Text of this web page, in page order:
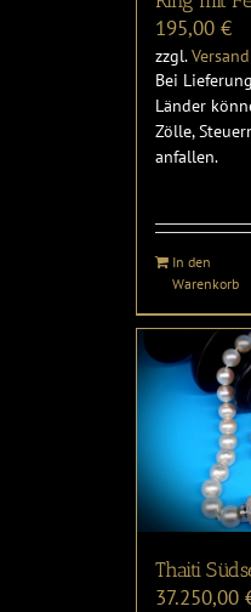
195,00 €
zzgl.Versand
Bei
Länder
Zölle,
anfallen.
In den
Warenkorb
Thaiti
37.250,00